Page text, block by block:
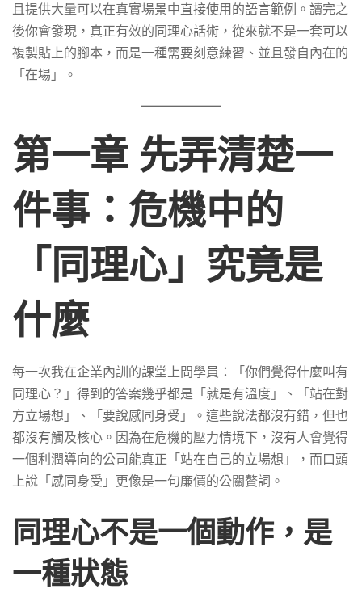
話
術
且提供大量可以在真實場景中直接使用的語言範例。讀完之
後你會發現，真正有效的同理心話術，從來就不是一套可以
複製貼上的腳本，而是一種需要刻意練習、並且發自內在的
「在場」。
第一章 先弄清楚一
件事：危機中的
「同理心」究竟是
什麼
每一次我在企業內訓的課堂上問學員：「你們覺得什麼叫有
同理心？」得到的答案幾乎都是「就是有溫度」、「站在對
方立場想」、「要說感同身受」。這些說法都沒有錯，但也
都沒有觸及核心。因為在危機的壓力情境下，沒有人會覺得
一個利潤導向的公司能真正「站在自己的立場想」，而口頭
上說「感同身受」更像是一句廉價的公關贅詞。
同理心不是一個動作，是
一種狀態